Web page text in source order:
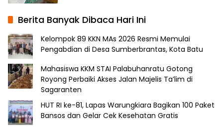
Berita Banyak Dibaca Hari Ini
Kelompok 89 KKN MAs 2026 Resmi Memulai
Pengabdian di Desa Sumberbrantas, Kota Batu
Mahasiswa KKM STAI Palabuhanratu Gotong
Royong Perbaiki Akses Jalan Majelis Ta’lim di
Sagaranten
HUT RI ke-81, Lapas Warungkiara Bagikan 100 Paket
Bansos dan Gelar Cek Kesehatan Gratis